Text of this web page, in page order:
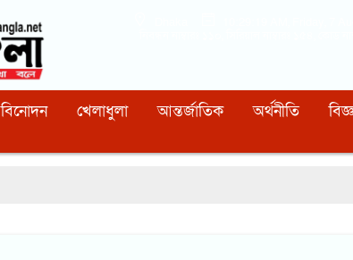
বিনোদন খেলাধুলা আন্তর্জাতিক অর্থনীতি